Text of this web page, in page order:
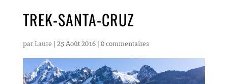
TREK-SANTA-CRUZ
par Laure | 25 Août 2016| 0 commentaires